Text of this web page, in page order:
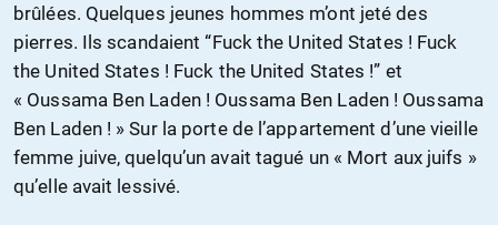
brûlées. Quelques jeunes hommes m’ont jeté des
pierres. Ils scandaient “Fuck the United States ! Fuck
the United States ! Fuck the United States !” et
« Oussama Ben Laden ! Oussama Ben Laden ! Oussama
Ben Laden ! » Sur la porte de l’appartement d’une vieille
femme juive, quelqu’un avait tagué un « Mort aux juifs »
qu’elle avait lessivé.